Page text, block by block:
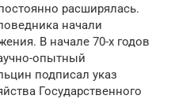
расширялась.
начали
В начале 70-х годов
опытный
подписал указ
Государственного